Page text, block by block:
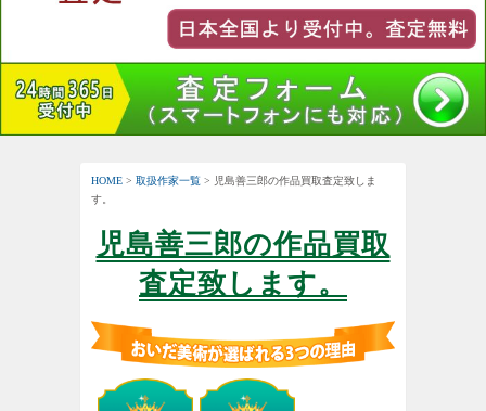
HOME > 取扱作家一覧 > 児島善三郎の作品買取査定致しま
す。
児島善三郎の作品買取
査定致します。